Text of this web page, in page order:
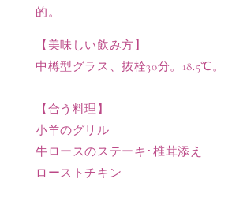
す
す
的。
【美味しい飲み方】
中樽型グラス、抜栓30分。18.5℃。
【合う料理】
小羊のグリル
牛ロースのステーキ･椎茸添え
ローストチキン